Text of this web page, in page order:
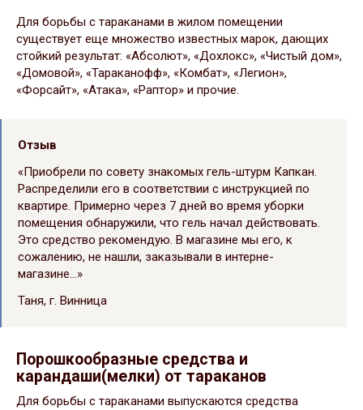
Для борьбы с тараканами в жилом помещении
существует еще множество известных марок, дающих
стойкий результат: «Абсолют», «Дохлокс», «Чистый дом»,
«Домовой», «Тараканофф», «Комбат», «Легион»,
«Форсайт», «Атака», «Раптор» и прочие.
Отзыв
«Приобрели по совету знакомых гель-штурм Капкан.
Распределили его в соответствии с инструкцией по
квартире. Примерно через 7 дней во время уборки
помещения обнаружили, что гель начал действовать.
Это средство рекомендую. В магазине мы его, к
сожалению, не нашли, заказывали в интерне-
магазине…»
Таня, г. Винница
Порошкообразные средства и
карандаши(мелки) от тараканов
Для борьбы с тараканами выпускаются средства